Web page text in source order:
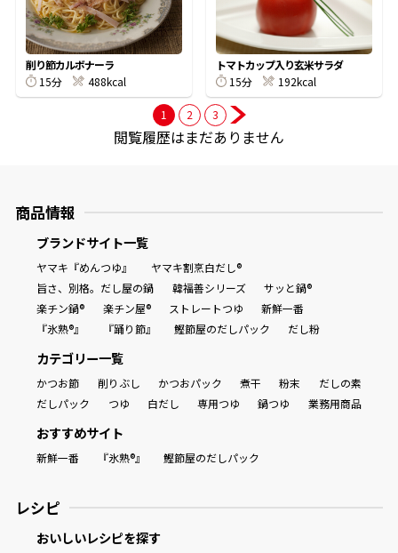
氷熟®︎
だしパック
削り節カルボナーラ
15分
488kcal
トマトカップ入り玄米サラダ
15分
192kcal
1 2 3
閲覧履歴はまだありません
商品情報
ブランドサイト一覧
ヤマキ『めんつゆ』
ヤマキ割烹白だし®
旨さ、別格。だし屋の鍋
韓福善シリーズ
サッと鍋®
楽チン鍋®
楽チン屋® ストレートつゆ
新鮮一番
『氷熟®』
『踊り節』 鰹節屋のだしパック だし粉
カテゴリー一覧
かつお節 削りぶし かつおパック 煮干 粉末
だしの素
だしパック
つゆ 白だし 専用つゆ 鍋つゆ 業務用商品
おすすめサイト
新鮮一番 『氷熟®』 鰹節屋のだしパック
レシピ
おいしいレシピを探す